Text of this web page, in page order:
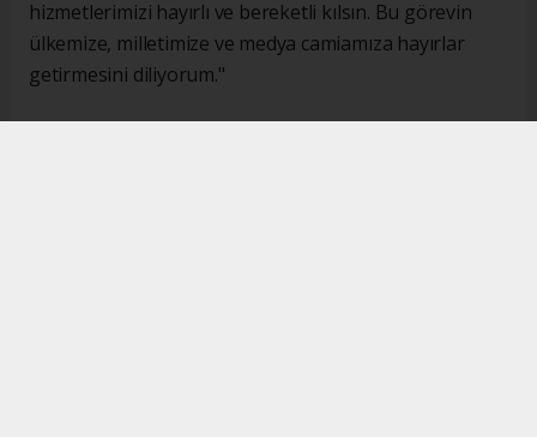
hizmetlerimizi hayırlı ve bereketli kılsın. Bu görevin
ülkemize, milletimize ve medya camiamıza hayırlar
getirmesini diliyorum."